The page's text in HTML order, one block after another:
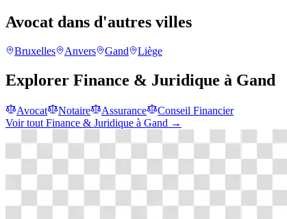
Avocat dans d'autres villes
Bruxelles Anvers Gand Liège
Explorer Finance & Juridique à Gand
Avocat Notaire Assurance
Conseil Financier
Voir tout Finance & Juridique à Gand →